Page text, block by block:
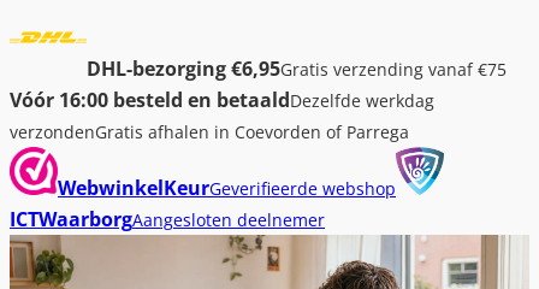
DHL-bezorging €6,95Gratis verzending vanaf €75
Vóór 16:00 besteld en betaaldDezelfde werkdag
verzondenGratis afhalen in Coevorden of Parrega
WebwinkelKeurGeverifieerde webshop
ICTWaarborgAangesloten deelnemer